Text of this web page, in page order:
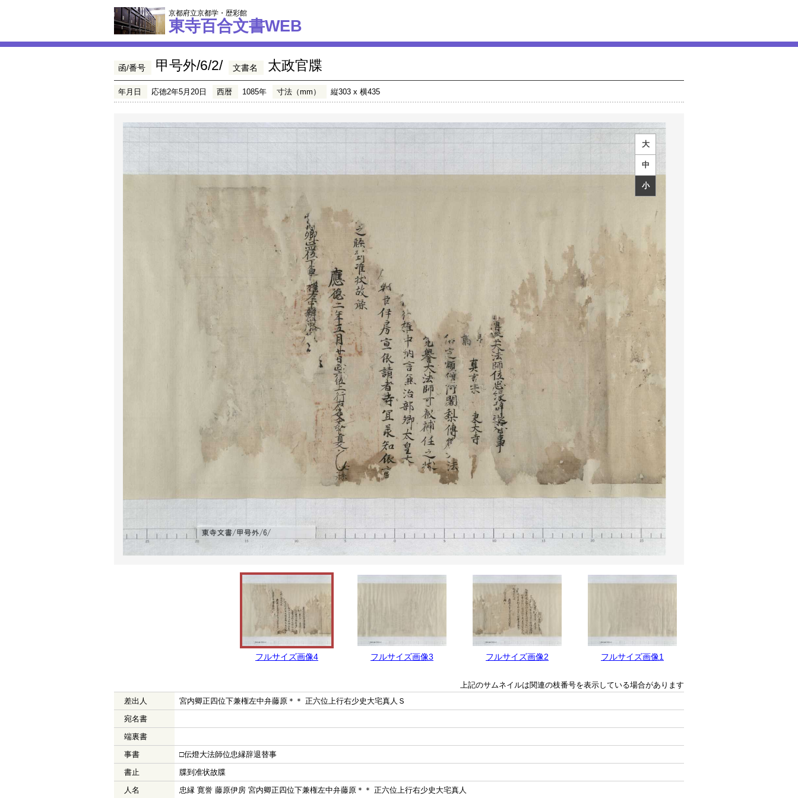
京都府立京都学・歴彩館
東寺百合文書WEB
函/番号 甲号外/6/2/ 文書名 太政官牒
年月日 応徳2年5月20日 西暦 1085年 寸法（mm） 縦303 x 横435
大
中
小
フルサイズ画像4 フルサイズ画像3 フルサイズ画像2 フルサイズ画像1
上記のサムネイルは関連の枝番号を表示している場合があります
差出人
宮内卿正四位下兼権左中弁藤原＊＊ 正六位上行右少史大宅真人Ｓ
宛名書
端裏書
事書
□伝燈大法師位忠縁辞退替事
書止
牒到准状故牒
人名
忠縁 寛誉 藤原伊房 宮内卿正四位下兼権左中弁藤原＊＊ 正六位上行右少史大宅真人